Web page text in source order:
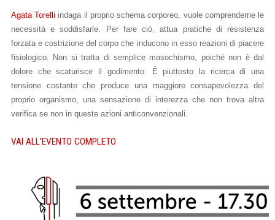
Agata Torelli indaga il proprio schema corporeo, vuole comprenderne le
necessità e soddisfarle. Per fare ciò, attua pratiche di resistenza
forzata e costrizione del corpo che inducono in esso reazioni di piacere
fisiologico. Non si tratta di semplice masochismo, poiché non è dal
dolore che scaturisce il godimento. É piuttosto la ricerca di una
tensione costante che produce una maggiore consapevolezza del
proprio organismo, una sensazione di interezza che non trova altra
verifica se non in queste azioni anticonvenzionali.
VAI ALL'EVENTO COMPLETO